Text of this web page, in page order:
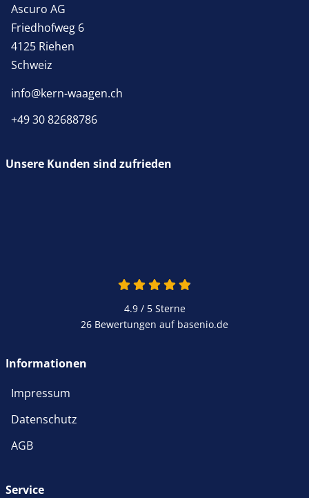
Ascuro AG
Friedhofweg 6
4125 Riehen
Schweiz
info@kern-waagen.ch
+49 30 82688786
Unsere Kunden sind zufrieden
4.9 von 5
4.9 / 5Sterne
26 Bewertungen auf basenio.de
Informationen
Impressum
Datenschutz
AGB
Service